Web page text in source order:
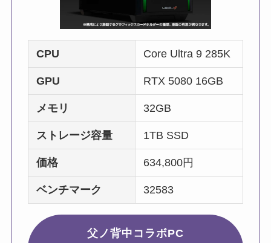
CPU Core Ultra 9 285K
GPU RTX 5080 16GB
メモリ 32GB
ストレージ容量 1TB SSD
価格 634,800円
ベンチマーク 32583
父ノ背中コラボPC